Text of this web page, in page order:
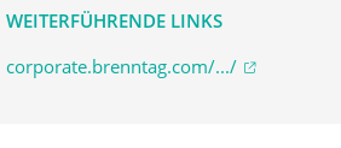
WEITERFÜHRENDE LINKS
corporate.brenntag.com/.../